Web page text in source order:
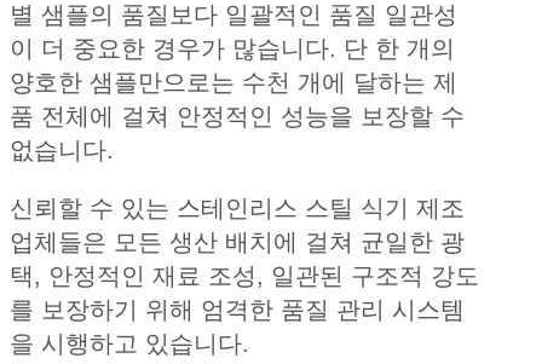
별 샘플의 품질보다 일괄적인 품질 일관성
이 더 중요한 경우가 많습니다. 단 한 개의
양호한 샘플만으로는 수천 개에 달하는 제
품 전체에 걸쳐 안정적인 성능을 보장할 수
없습니다.
신뢰할 수 있는 스테인리스 스틸 식기 제조
업체들은 모든 생산 배치에 걸쳐 균일한 광
택, 안정적인 재료 조성, 일관된 구조적 강도
를 보장하기 위해 엄격한 품질 관리 시스템
을 시행하고 있습니다.